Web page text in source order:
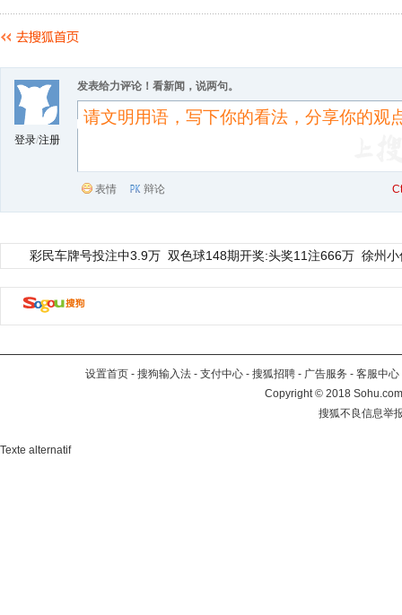
登录/注册
发表给力评论！看新闻，说两句。
表情 辩论
彩民车牌号投注中3.9万 双色球148期开奖:头奖11注666万 徐州
设置首页 - 搜狗输入法 - 支付中心 - 搜狐招聘 - 广告服务 - 客服中心
Copyright©2018
搜狐不良信息举
Texte alternatif